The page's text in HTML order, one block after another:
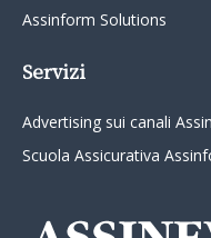
Assinform Solutions
Servizi
Advertising sui canali
Scuola Assicurativa